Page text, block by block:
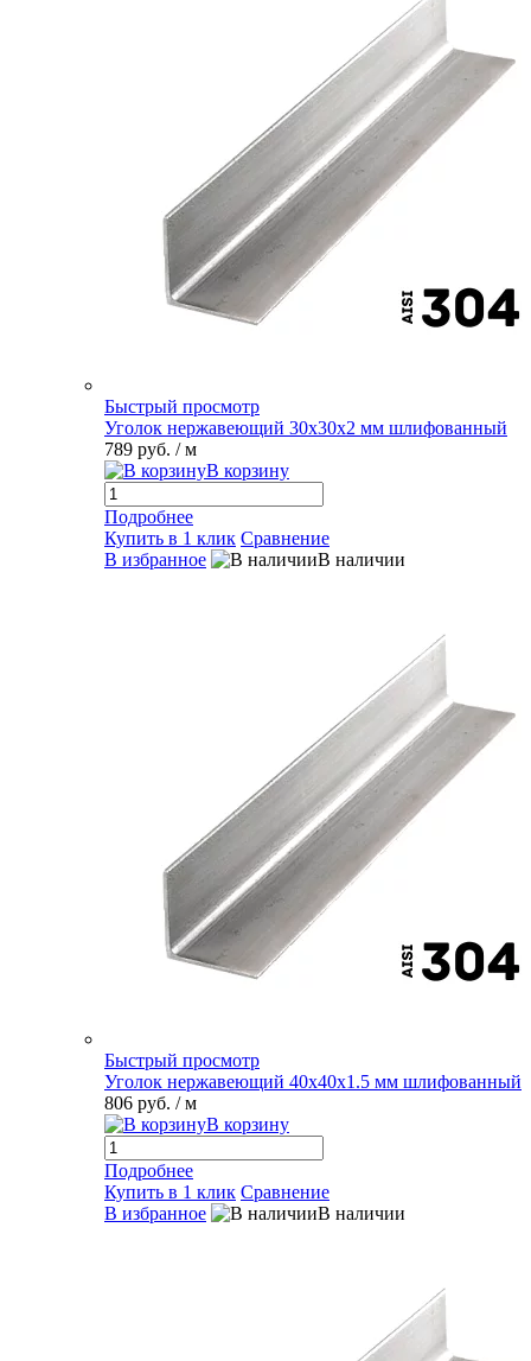
Быстрый просмотр
Уголок нержавеющий 30х30х2 мм шлифованный
789 руб. / м
В корзину
Подробнее
Купить в 1 клик Сравнение
В избранное
В наличии
Быстрый просмотр
Уголок нержавеющий 40х40х1.5 мм шлифованный
806 руб. / м
В корзину
Подробнее
Купить в 1 клик Сравнение
В избранное
В наличии